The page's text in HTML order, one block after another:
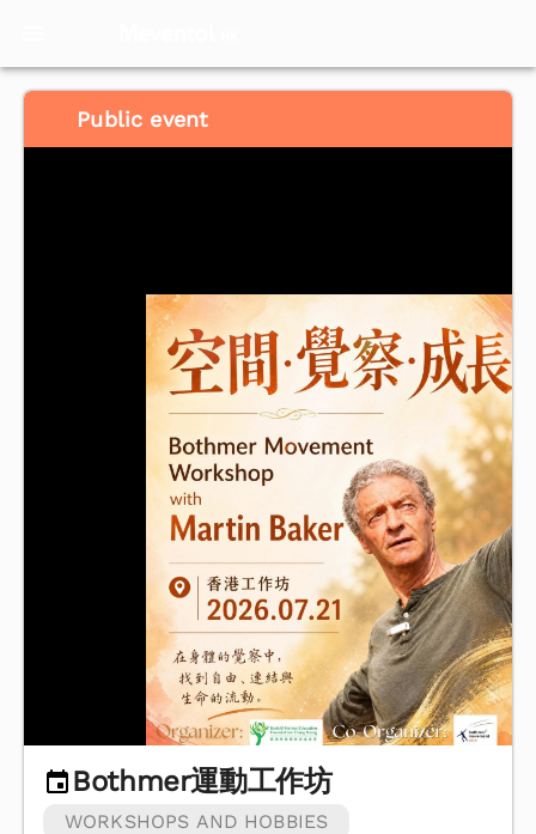
Public event
Bothmer運動工作坊
WORKSHOPS AND HOBBIES